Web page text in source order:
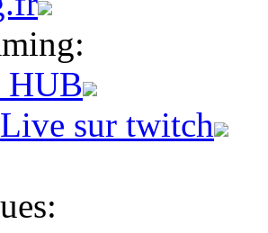
HUB
sur twitch